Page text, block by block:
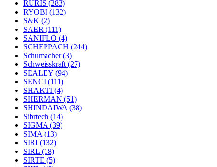
RURIS (283)
RYOBI (132)
S&K (2)
SAER (111)
SANIFLO (4)
SCHEPPACH (244)
Schumacher(3)
Schweisskraft (27)
SEALEY (94)
SENCI (111)
SHAKTI (4)
SHERMAN (51)
SHINDAIWA (38)
Sibrtech (14)
SIGMA (39)
SIMA (13)
SIRI (132)
SIRL (18)
SIRTE (5)